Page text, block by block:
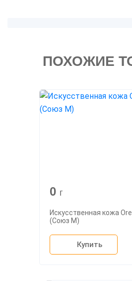
ПОХОЖИЕ
0 г
Искусственная кожа
(Союз М)
Купить